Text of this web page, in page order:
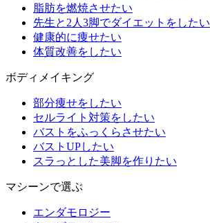
脂肪を燃焼させたい
先生と2人3脚でダイエットをしたい
健康的に痩せたい
体質改善をしたい
ボディメイキング
部分痩せをしたい
セルライト対策をしたい
バストをふっくらさせたい
バストUPしたい
スラっとした美脚を作りたい
マシーンで選ぶ
エンダモロジー